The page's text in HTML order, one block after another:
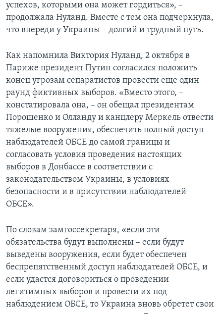
успехов, которыми она может гордиться», –
продолжала Нуланд. Вместе с тем она подчеркнула,
что впереди у Украины – долгий и трудный путь.
Как напомнила Виктория Нуланд, 2 октября в
Париже президент Путин согласился положить
конец угрозам сепаратистов провести еще один
раунд фиктивных выборов. «Вместо этого, –
констатировала она, – он обещал президентам
Порошенко и Олланду и канцлеру Меркель отвести
тяжелые вооружения, обеспечить полный доступ
наблюдателей ОБСЕ до самой границы и
согласовать условия проведения настоящих
выборов в Донбассе в соответствии с
законодательством Украины, в условиях
безопасности и в присутствии наблюдателей
ОБСЕ».
По словам замгоссекретаря, «если эти
обязательства будут выполнены – если будут
выведены вооружения, если будет обеспечен
беспрепятственный доступ наблюдателей ОБСЕ, и
если удастся договориться о проведении
легитимных выборов и провести их под
наблюдением ОБСЕ, то Украина вновь обретет свои